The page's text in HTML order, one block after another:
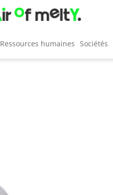
Ressources humaines Sociétés